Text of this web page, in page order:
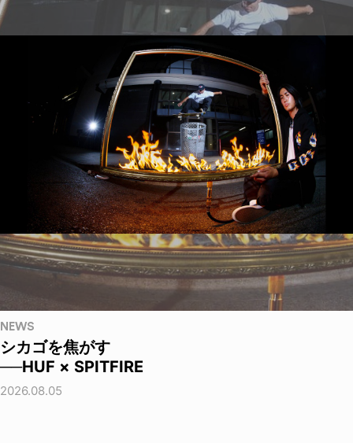
NEWS
シカゴを焦がす
──HUF × SPITFIRE
2026.08.05